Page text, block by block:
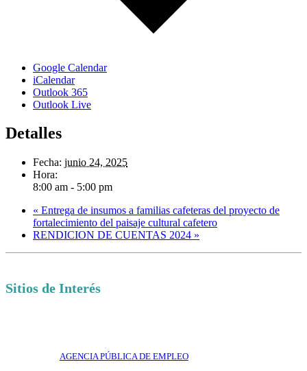
Google Calendar
iCalendar
Outlook 365
Outlook Live
Detalles
Fecha: junio 24, 2025
Hora:
8:00 am - 5:00 pm
« Entrega de insumos a familias cafeteras del proyecto de
fortalecimiento del paisaje cultural cafetero
RENDICION DE CUENTAS 2024 »
Sitios de Interés
AGENCIA PÚBLICA DE EMPLEO